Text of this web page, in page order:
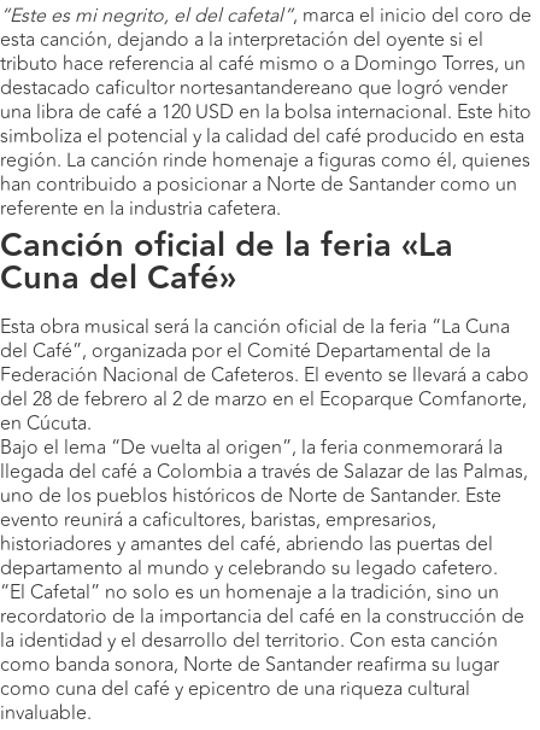
“Este es mi negrito, el del cafetal”, marca el inicio del coro de
esta canción, dejando a la interpretación del oyente si el
tributo hace referencia al café mismo o a Domingo Torres, un
destacado caficultor nortesantandereano que logró vender
una libra de café a 120 USD en la bolsa internacional. Este hito
simboliza el potencial y la calidad del café producido en esta
región. La canción rinde homenaje a figuras como él, quienes
han contribuido a posicionar a Norte de Santander como un
referente en la industria cafetera.
Canción oficial de la feria «La
Cuna del Café»
Esta obra musical será la canción oficial de la feria “La Cuna
del Café”, organizada por el Comité Departamental de la
Federación Nacional de Cafeteros. El evento se llevará a cabo
del 28 de febrero al 2 de marzo en el Ecoparque Comfanorte,
en Cúcuta.
Bajo el lema “De vuelta al origen”, la feria conmemorará la
llegada del café a Colombia a través de Salazar de las Palmas,
uno de los pueblos históricos de Norte de Santander. Este
evento reunirá a caficultores, baristas, empresarios,
historiadores y amantes del café, abriendo las puertas del
departamento al mundo y celebrando su legado cafetero.
“El Cafetal” no solo es un homenaje a la tradición, sino un
recordatorio de la importancia del café en la construcción de
la identidad y el desarrollo del territorio. Con esta canción
como banda sonora, Norte de Santander reafirma su lugar
como cuna del café y epicentro de una riqueza cultural
invaluable.